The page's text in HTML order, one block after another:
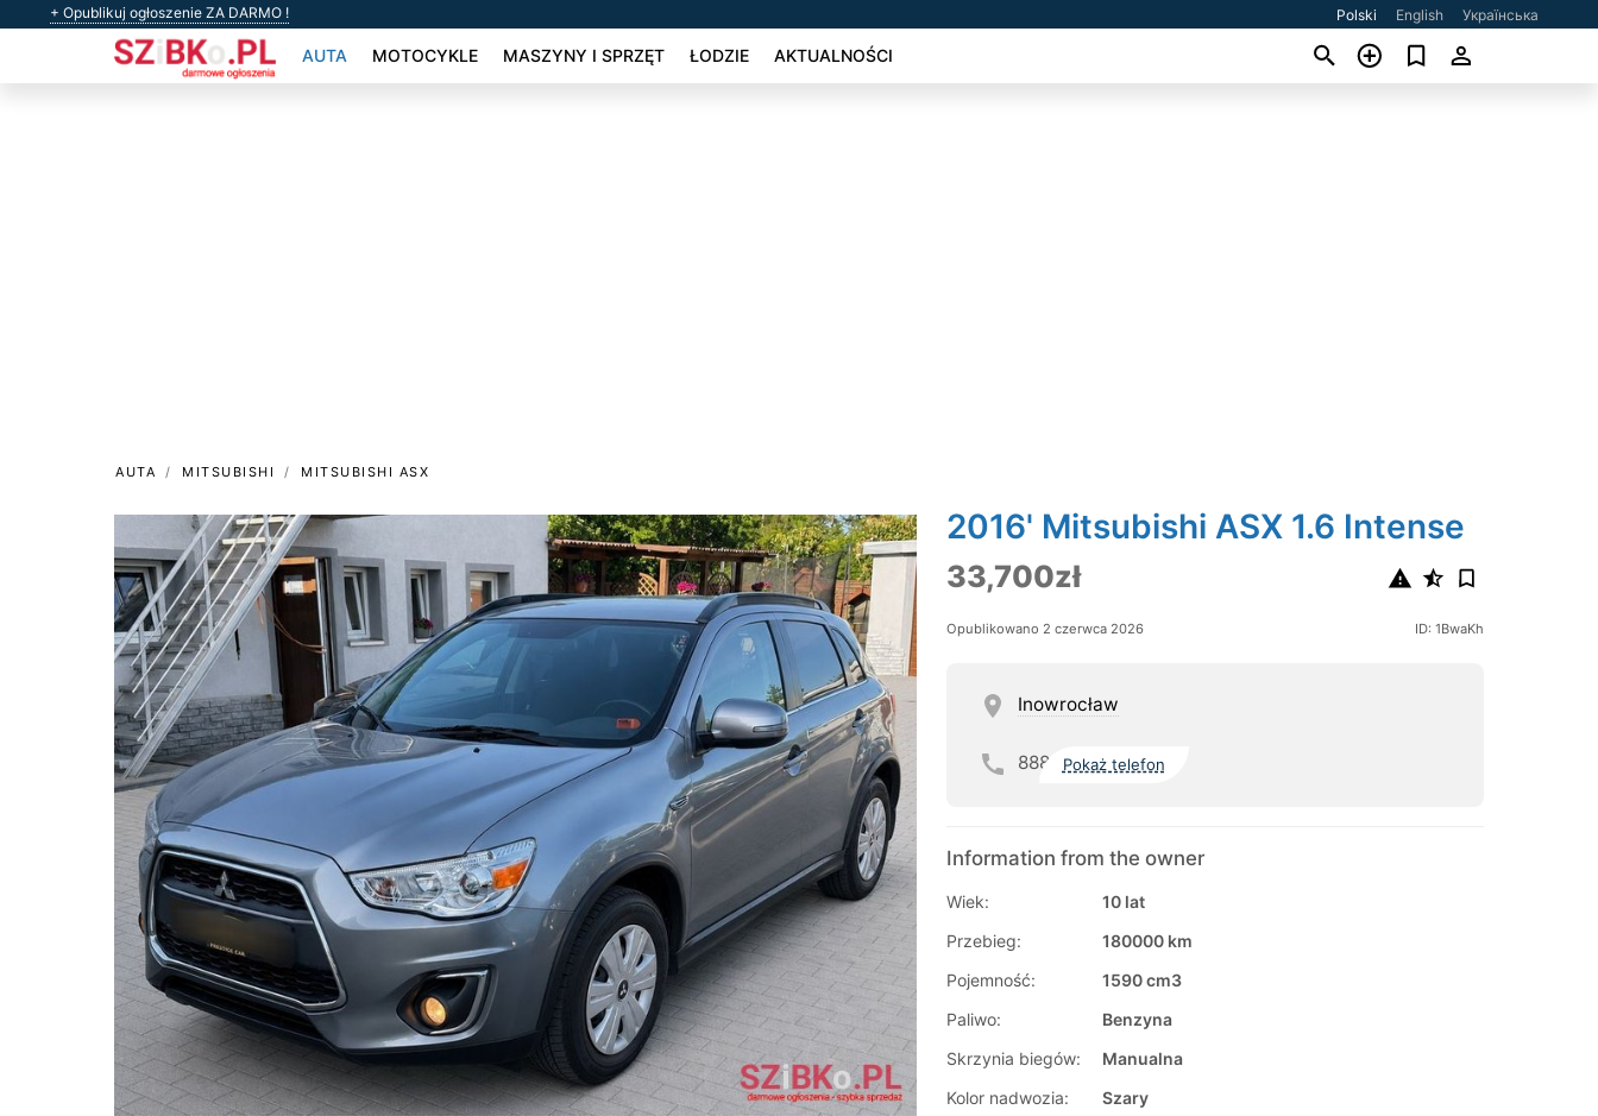
+ Opublikuj ogłoszenie ZA DARMO ! Polski English Українська
AUTA MOTOCYKLE MASZYNY I SPRZĘT ŁODZIE AKTUALNOŚCI
AUTA MITSUBISHI MITSUBISHI ASX
2016' Mitsubishi ASX 1.6 Intense
33,700zł
Opublikowano 2 czerwca 2026 ID: 1BwaKh
Inowrocław
888 Pokaż telefon
Information from the owner
Wiek:
10 lat
Przebieg:
180000 km
Pojemność:
1590 cm3
Paliwo:
Benzyna
Skrzynia biegów:
Manualna
Kolor nadwozia:
Szary